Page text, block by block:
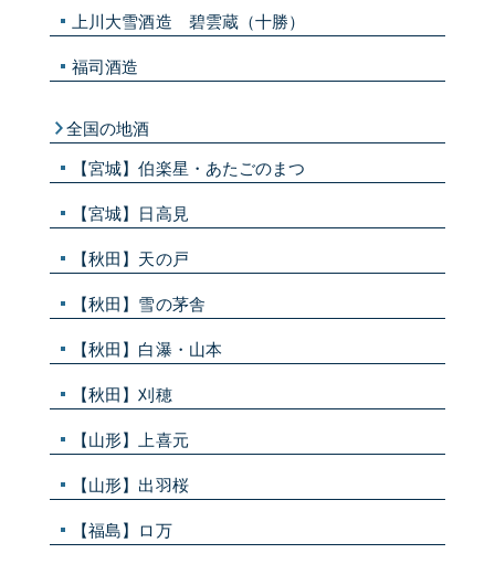
上川大雪酒造 碧雲蔵（十勝）
福司酒造
全国の地酒
【宮城】伯楽星・あたごのまつ
【宮城】日高見
【秋田】天の戸
【秋田】雪の茅舎
【秋田】白瀑・山本
【秋田】刈穂
【山形】上喜元
【山形】出羽桜
【福島】ロ万